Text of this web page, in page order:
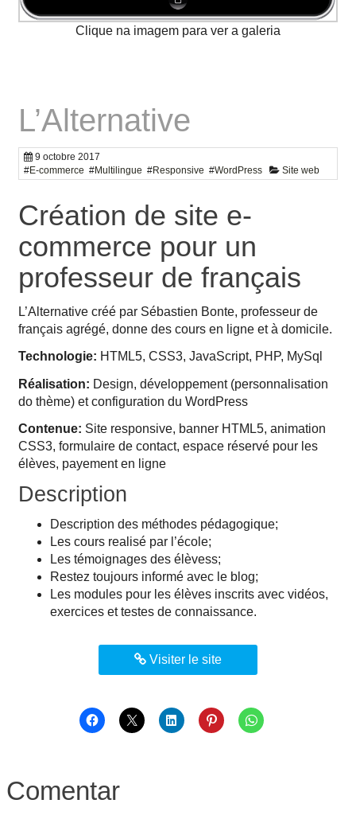
L’Alternative
9 octobre 2017
#E-commerce #Multilingue #Responsive #WordPress Site web
Création de site e-
commerce pour un
professeur de français
L’Alternative créé par Sébastien Bonte, professeur de
français agrégé, donne des cours en ligne et à domicile.
Technologie: HTML5, CSS3, JavaScript, PHP, MySql
Réalisation: Design, développement (personnalisation
do thème) et configuration du WordPress
Contenue: Site responsive, banner HTML5, animation
CSS3, formulaire de contact, espace réservé pour les
élèves, payement en ligne
Description
Description des méthodes pédagogique;
Les cours realisé par l’école;
Les témoignages des élèvess;
Restez toujours informé avec le blog;
Les modules pour les élèves inscrits avec vidéos,
exercices et testes de connaissance.
Visiter le site
Comentar